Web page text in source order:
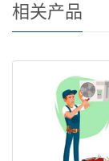
相关产品